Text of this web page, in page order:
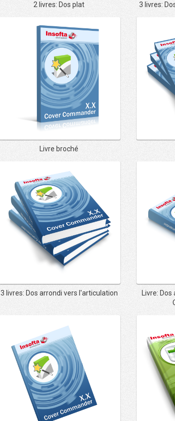
2 livres: Dos plat 3 livres:
Livre broché
3 livres: Dos arrondi vers l'articulation
Livre: